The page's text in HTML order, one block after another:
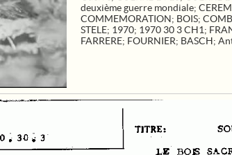
deuxième guerre mondiale;
COMMEMORATION; BOIS;
STELE; 1970; 1970 30 3 CH1;
FARRERE; FOURNIER; BASCH;